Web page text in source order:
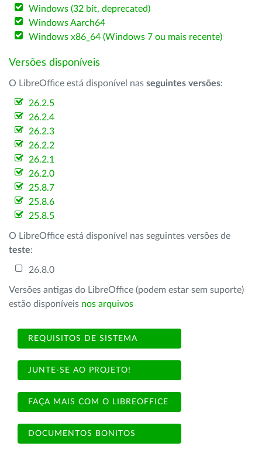
Windows (32 bit, deprecated)
Windows Aarch64
Windows x86_64 (Windows 7 ou mais recente)
Versões disponíveis
O LibreOffice está disponível nas seguintes versões:
26.2.5
26.2.4
26.2.3
26.2.2
26.2.1
26.2.0
25.8.7
25.8.6
25.8.5
O LibreOffice está disponível nas seguintes versões de
teste:
26.8.0
Versões antigas do LibreOffice (podem estar sem suporte)
estão disponíveis nos arquivos
REQUISITOS DE SISTEMA
JUNTE-SE AO PROJETO!
FAÇA MAIS COM O LIBREOFFICE
DOCUMENTOS BONITOS